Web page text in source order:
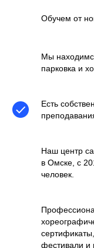
Обучем от
Мы
парковка и
Есть
Наш центр
в Омске, с
человек.
фестивали и